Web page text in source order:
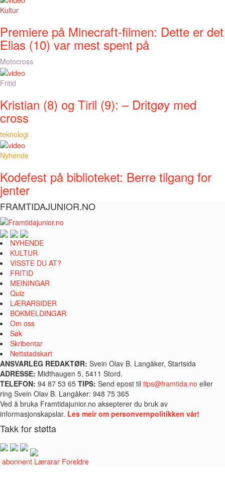
Kultur
Premiere på Minecraft-filmen: Dette er det
Elias (10) var mest spent på
Motocross
Fritid
Kristian (8) og Tiril (9): – Dritgøy med
cross
teknologi
Nyhende
Kodefest på biblioteket: Berre tilgang for
jenter
FRAMTIDAJUNIOR.NO
NYHENDE
KULTUR
VISSTE DU AT?
FRITID
MEININGAR
Quiz
LÆRARSIDER
BOKMELDINGAR
Om oss
Søk
Skribentar
Nettstadskart
ANSVARLEG REDAKTØR: Svein Olav B. Langåker, Startsida
ADRESSE: Midthaugen 5, 5411 Stord.
TELEFON: 94 87 53 65 TIPS: Send epost til tips@framtida.no eller
ring Svein Olav B. Langåker: 948 75 365
Ved å bruka Framtidajunior.no aksepterer du bruk av
informasjonskapslar. Les meir om personvernpolitikken vår!
Takk for støtta
abonnent Lærarar Foreldre